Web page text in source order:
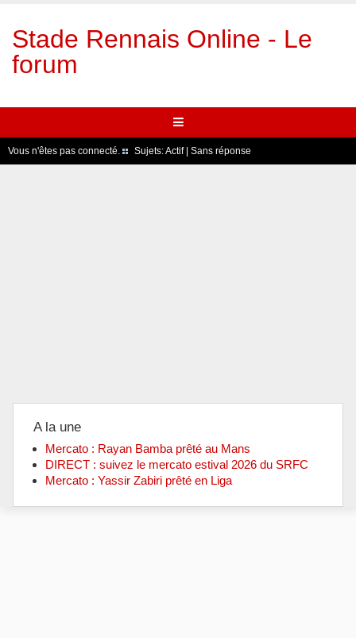
Stade Rennais Online - Le
forum
Vous n'êtes pas connecté. Sujets:Actif| Sans réponse
A la une
Mercato : Rayan Bamba prêté au Mans
DIRECT : suivez le mercato estival 2026 du SRFC
Mercato : Yassir Zabiri prêté en Liga